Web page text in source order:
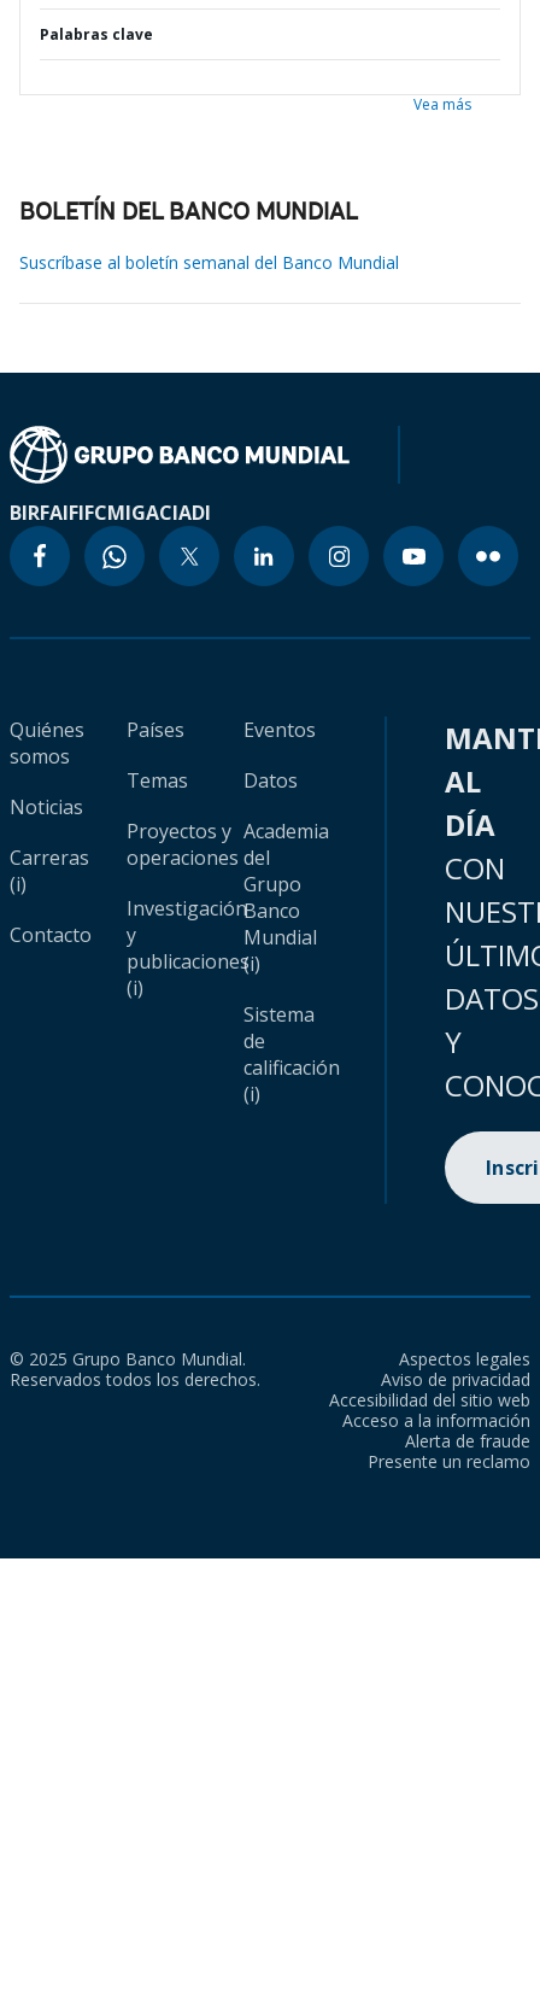
Palabras clave
Vea más
BOLETÍN DEL BANCO MUNDIAL
Suscríbase al boletín semanal del Banco Mundial
BIRFAIFIFCMIGACIADI
Quiénes
somos
Noticias
Carreras
(i)
Contacto
Países
Temas
Proyectos y
operaciones
Investigación
y
publicaciones
(i)
Eventos
Datos
Academia
del
Grupo
Banco
Mundial
(i)
Sistema
de
calificación
(i)
AL
DÍA
CON
DATOS
Y
© 2025 Grupo Banco Mundial.
Reservados todos los derechos.
Aspectos legales
Aviso de privacidad
Accesibilidad del sitio web
Acceso a la información
Alerta de fraude
Presente un reclamo